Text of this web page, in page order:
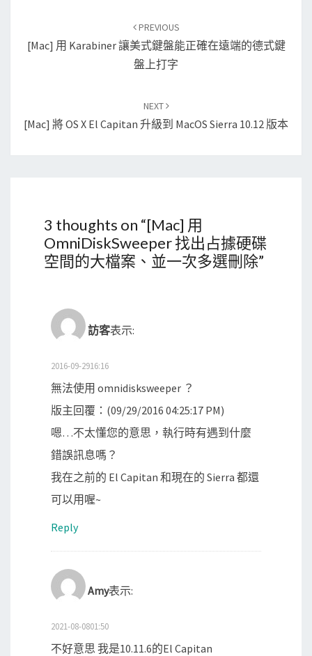
navigation
PREVIOUS
[Mac] 用 Karabiner 讓美式鍵盤能正確在遠端的德式鍵
盤上打字
NEXT
[Mac] 將 OS X El Capitan 升級到 MacOS Sierra 10.12 版本
3 thoughts on “[Mac] 用
OmniDiskSweeper 找出占據硬碟
空間的大檔案、並一次多選刪除”
訪客表示:
2016-09-2916:16
無法使用 omnidisksweeper ？
版主回覆：(09/29/2016 04:25:17 PM)
嗯…不太懂您的意思，執行時有遇到什麼
錯誤訊息嗎？
我在之前的 El Capitan 和現在的 Sierra 都還
可以用喔~
Reply
Amy表示:
2021-08-0801:50
不好意思 我是10.11.6的El Capitan